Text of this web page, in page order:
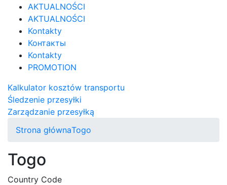
AKTUALNOŚCI
AKTUALNOŚCI
Kontakty
Контакты
Kontakty
PROMOTION
Kalkulator kosztów transportu
Śledzenie przesyłki
Zarządzanie przesyłką
Strona głównaTogo
Togo
Country Code